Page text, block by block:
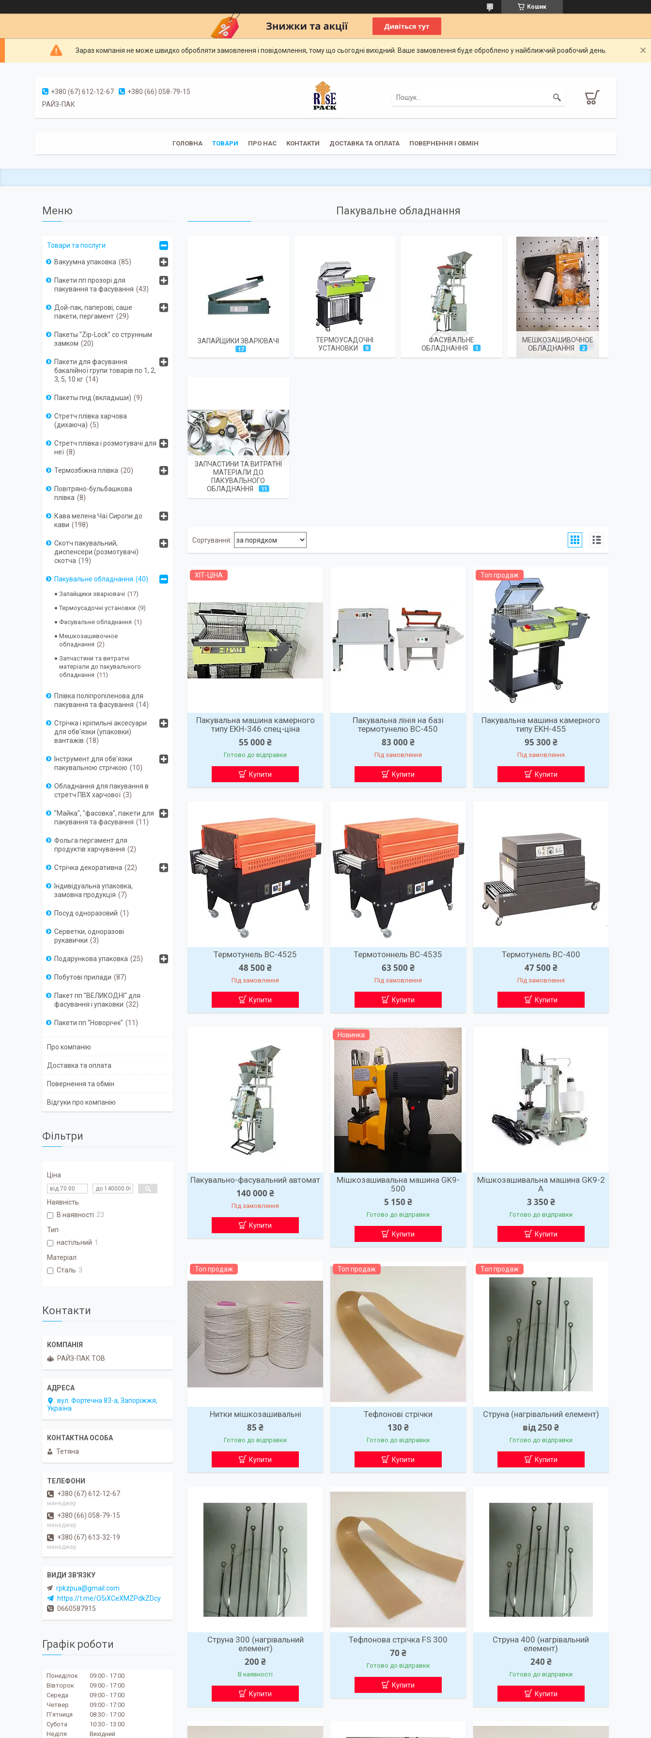
Кошик
Зараз компанія не може швидко обробляти замовлення і повідомлення, тому що сьогодні вихідний. Ваше замовлення буде оброблено у найближчий роабочий день.
+380 (67) 612-12-67
+380 (66) 058-79-15
РАЙЗ-ПАК
ГОЛОВНА ТОВАРИ ПРО НАС КОНТАКТИ ДОСТАВКА ТА ОПЛАТА ПОВЕРНЕННЯ І ОБМІН
Пакувальне обладнання
ЗАПАЙЩИКИ ЗВАРЮВАЧІ
17
ТЕРМОУСАДОЧНІ
УСТАНОВКИ
9
ФАСУВАЛЬНЕ
ОБЛАДНАННЯ
1
МЕШКОЗАШИВОЧНОЕ
ОБЛАДНАННЯ
2
ЗАПЧАСТИНИ ТА ВИТРАТНІ
МАТЕРІАЛИ ДО
ПАКУВАЛЬНОГО
ОБЛАДНАННЯ
11
ХІТ-ЦІНА
Пакувальна машина камерного
типу EKH-346 спец-ціна
55 000 ₴
Готово до відправки
Купити
Пакувальна лінія на базі
термотунелю ВС-450
83 000 ₴
Під замовлення
Купити
Топ продаж
Пакувальна машина камерного
типу EKH-455
95 300 ₴
Під замовлення
Купити
Термотунель ВС-4525
48 500 ₴
Під замовлення
Купити
Термотоннель ВС-4535
63 500 ₴
Під замовлення
Купити
Термотунель ВС-400
47 500 ₴
Під замовлення
Купити
Пакувально-фасувальний автомат
140 000 ₴
Під замовлення
Купити
Новинка
Мішкозашивальна машина GK9-
500
5 150 ₴
Готово до відправки
Купити
Мішкозашивальна машина GK9-2
А
3 350 ₴
Готово до відправки
Купити
Топ продаж
Нитки мішкозашивальні
85 ₴
Готово до відправки
Купити
Топ продаж
Тефлонові стрічки
130 ₴
Готово до відправки
Купити
Топ продаж
Струна (нагрівальний елемент)
від 250 ₴
Готово до відправки
Купити
Струна 300 (нагрівальний
елемент)
200 ₴
В наявності
Купити
Тефлонова стрічка FS 300
70 ₴
Готово до відправки
Купити
Струна 400 (нагрівальний
елемент)
240 ₴
Готово до відправки
Купити
Товари та послуги
Вакуумна упаковка 85
Пакети пп прозорі для
пакування та фасування
43
Дой-пак, паперові, саше
пакети, пергамент
29
Пакеты "Zip-Lock" со струнным
замком
20
Пакети для фасування
бакалійної групи товарів по 1, 2,
3, 5, 10 кг
14
Пакеты пнд (вкладыши) 9
Стретч плівка харчова
(дихаюча)
5
Стретч плівка і розмотувачі для
неї
8
Термозбіжна плівка 20
Повітряно-бульбашкова
плівка
8
Кава мелена Чаї Сиропи до
кави
198
Скотч пакувальний,
диспенсери (розмотувачі)
скотча
19
Пакувальне обладнання 40
Запайщики зварювачі
17
Термоусадочні установки
9
Фасувальне обладнання
1
Мешкозашивочное
обладнання
2
Запчастини та витратні
матеріали до пакувального
обладнання
11
Плівка поліпропіленова для
пакування та фасування
14
Стрічка і кріпильні аксесуари
для обв'язки (упаковки)
вантажів
18
Інструмент для обв'язки
пакувальною стрічкою
10
Обладнання для пакування в
стретч ПВХ харчової
3
"Майка", "фасовка", пакети для
пакування та фасування
11
Фольга пергамент для
продуктів харчування
2
Стрічка декоративна 22
Індивідуальна упаковка,
замовна продукція
7
Посуд одноразовий 1
Серветки, одноразові
рукавички
3
Подарункова упаковка 25
Побутові прилади 87
Пакет пп "ВЕЛИКОДНІ" для
фасування і упаковки
32
Пакети пп "Новорічні" 11
Про компанію
Доставка та оплата
Повернення та обмін
Відгуки про компанію
Фільтри
Ціна
Наявність
В наявності 23
Тип
настільний 1
Матеріал
Сталь 3
Контакти
РАЙЗ-ПАК ТОВ
вул. Фортечна 83-а, Запоріжжя,
Україна
Тетяна
+380 (67) 612-12-67
менеджер
+380 (66) 058-79-15
менеджер
+380 (67) 613-32-19
менеджер
rpkzpua@gmail.com
https://t.me/O5iXCeXMZPdkZDcy
0660587915
Графік роботи
Понеділок 09:00
17:00
Вівторок
09:00
17:00
Середа
09:00
17:00
Четвер
09:00
17:00
Пʼятниця
08:30
17:00
Субота
10:30
13:00
Неділя
Вихідний